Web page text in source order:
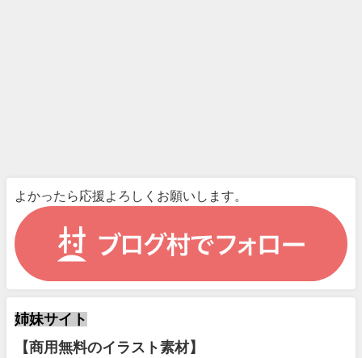
よかったら応援よろしくお願いします。
姉妹サイト
【商用無料のイラスト素材】